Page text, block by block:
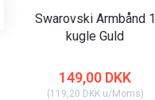
Swarovski Armbånd 1
kugle Guld
149,00 DKK
(119,20 DKKu/Moms)